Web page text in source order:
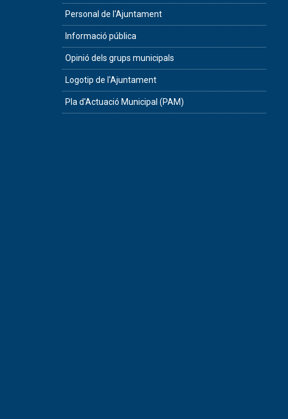
Personal de l'Ajuntament
Informació pública
Opinió dels grups municipals
Logotip de l'Ajuntament
Pla d'Actuació Municipal (PAM)